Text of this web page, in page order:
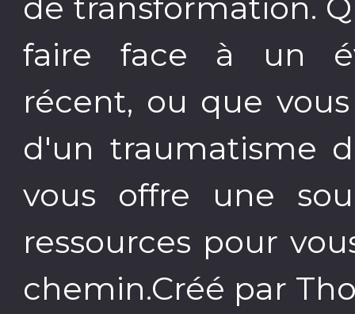
faire face à un
récent, ou que
d'un traumatisme
vous offre une
ressources pour
chemin.Créé par